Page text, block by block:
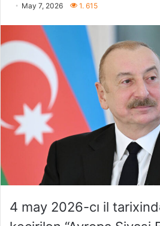
May 7, 2026 1. 615
4 may 2026-cı il